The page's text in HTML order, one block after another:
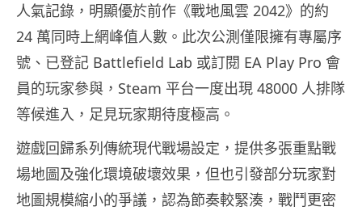
人氣記錄，明顯優於前作《戰地風雲 2042》的約
24 萬同時上網峰值人數。此次公測僅限擁有專屬序
號、已登記 Battlefield Lab 或訂閱 EA Play Pro 會
員的玩家參與，Steam 平台一度出現 48000 人排隊
等候進入，足見玩家期待度極高。
遊戲回歸系列傳統現代戰場設定，提供多張重點戰
場地圖及強化環境破壞效果，但也引發部分玩家對
地圖規模縮小的爭議，認為節奏較緊湊，戰鬥更密